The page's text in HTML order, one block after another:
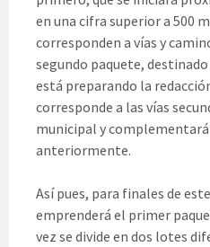
en una cifra superior a 500
corresponden a vías y
segundo paquete, destinado
está preparando la
corresponde a las vías
municipal y
anteriormente.
Así pues, para finales de
emprenderá el primer
vez se divide en dos lotes